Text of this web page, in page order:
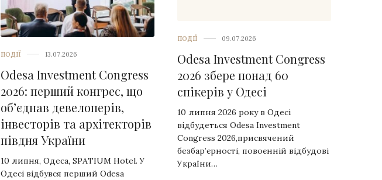
ПОДІЇ 13.07.2026
Odesa Investment Congress
2026: перший конгрес, що
об’єднав девелоперів,
інвесторів та архітекторів
півдня України
10 липня, Одеса, SPATIUM Hotel. У
Одесі відбувся перший Odesa
ПОДІЇ 09.07.2026
Odesa Investment Congress
2026 збере понад 60
спікерів у Одесі
10 липня 2026 року в Одесі
відбудеться Odesa Investment
Congress 2026,присвячений
безбар’єрності, повоєнній відбудові
України…